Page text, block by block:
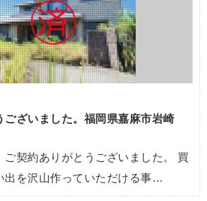
ございました。福岡県嘉麻市岩崎
ご契約ありがとうございました。 買
出を沢山作っていただける事…